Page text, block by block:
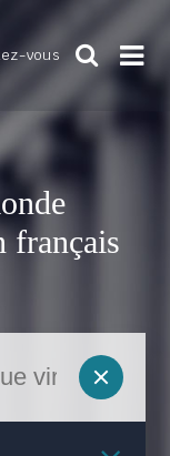
vous
français